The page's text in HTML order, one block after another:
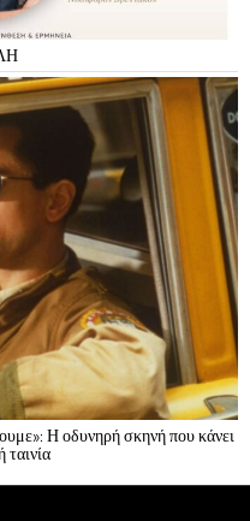
Η οδυνηρή σκηνή που κάνει